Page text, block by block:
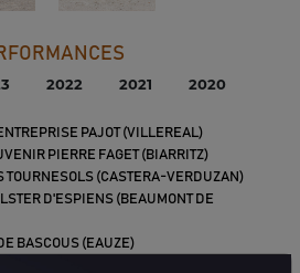
2022 2021 2020
PAJOT (VILLEREAL)
PIERRE FAGET (BIARRITZ)
TOURNESOLS (CASTERA-VERDUZAN)
D'ESPIENS (BEAUMONT DE
BASCOUS (EAUZE)